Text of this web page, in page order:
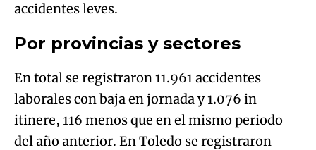
accidentes leves.
Por provincias y sectores
En total se registraron 11.961 accidentes
laborales con baja en jornada y 1.076 in
itinere, 116 menos que en el mismo periodo
del año anterior. En Toledo se registraron